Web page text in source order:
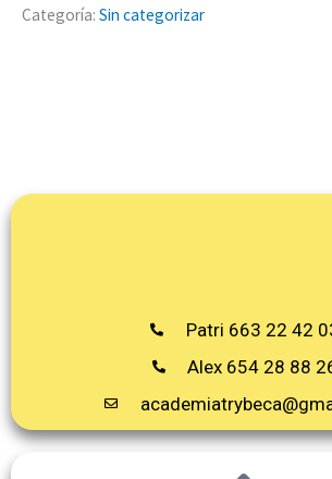
Categoría: Sin categorizar
Patri 663 22 42
Alex 654 28 88